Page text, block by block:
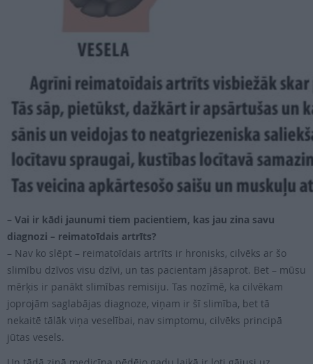
– Vai ir kādi jaunumi tiem pacientiem, kas jau zina savu
diagnozi – reimatoīdais artrīts?
– Nav ko slēpt – reimatoīdais artrīts ir hronisks, cilvēks ar šo
slimību dzīvos visu dzīvi, un tas pacientam jāsaprot. Bet – mūsu
mērķis ir panākt slimības remisiju. Tas nozīmē, ka cilvēkam
joprojām saglabājas diagnoze, viņam ir šī slimība, bet tā
nekaitē tālāk viņa veselībai, nav simp­tomu, cilvēks principā
jūtas vesels.